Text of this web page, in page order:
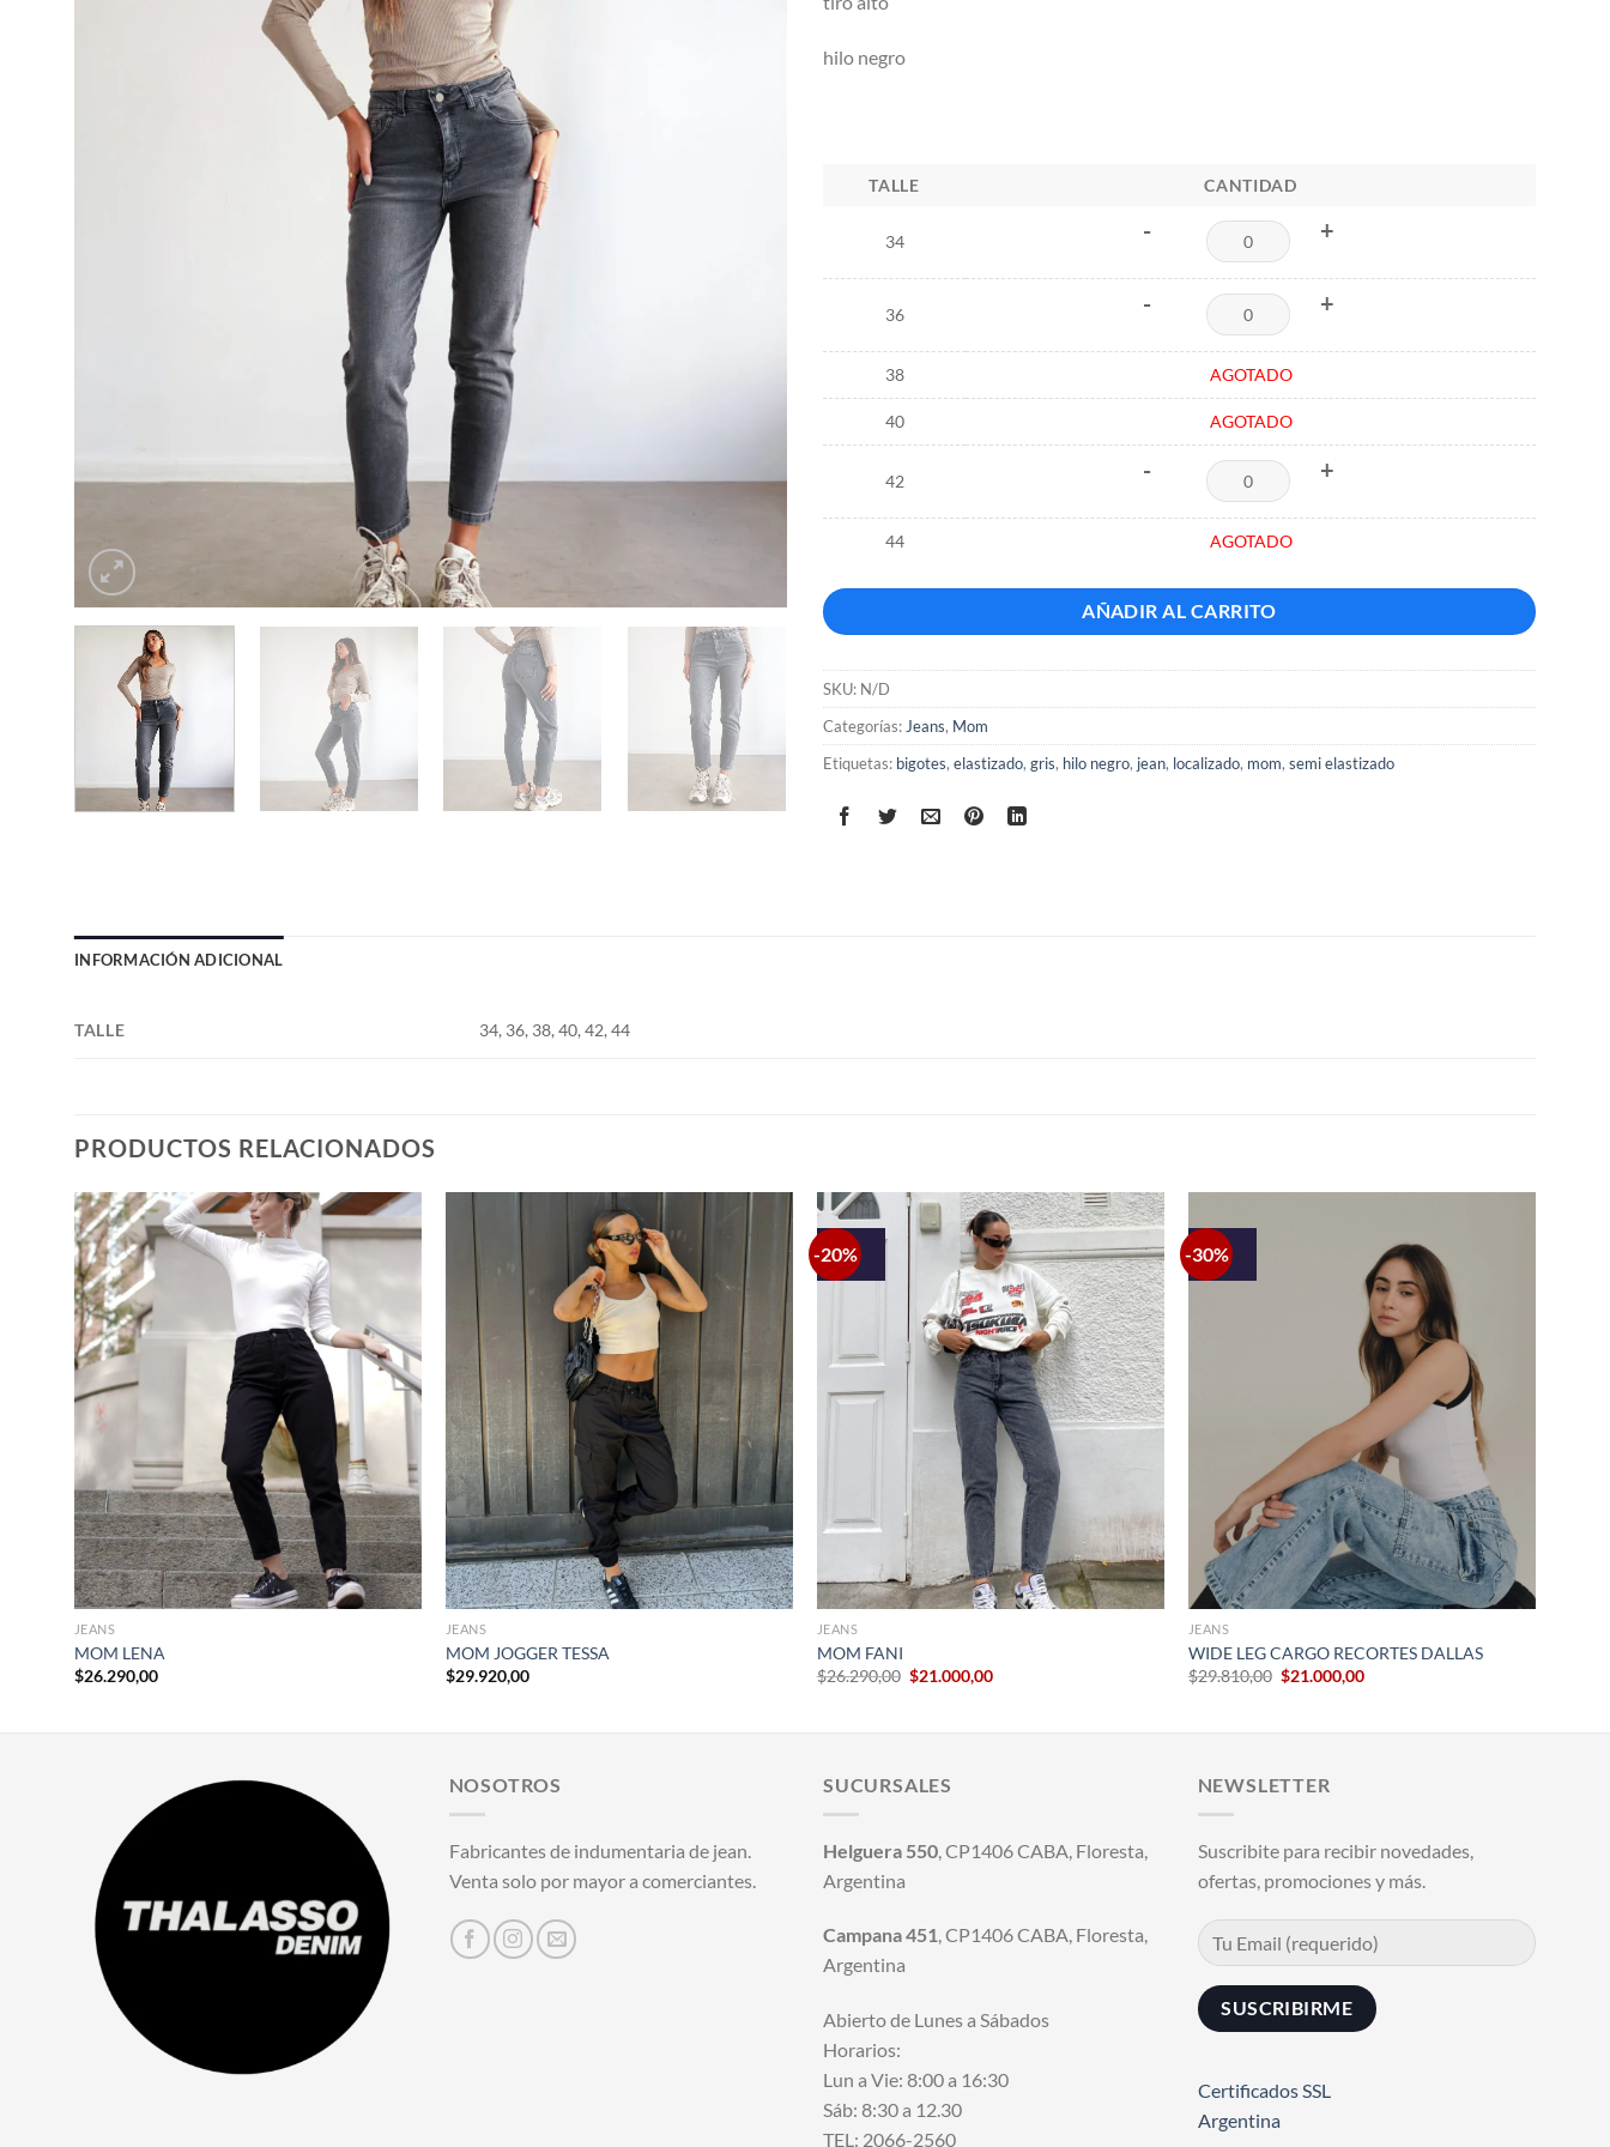
hilo negro
TALLE CANTIDAD
34 - +
36 - +
38 AGOTADO
40 AGOTADO
42 - +
44 AGOTADO
AÑADIR AL CARRITO
SKU: N/D
Categorías: Jeans, Mom
Etiquetas: bigotes, elastizado, gris, hilo negro, jean, localizado, mom, semi elastizado
INFORMACIÓN ADICIONAL
TALLE 34, 36, 38, 40, 42, 44
PRODUCTOS RELACIONADOS
+
JEANS
MOM LENA
$26.290,00
+
JEANS
MOM JOGGER TESSA
$29.920,00
-20%
+
JEANS
MOM FANI
$26.290,00 El
$21.000,00El
-30%
+
JEANS
WIDE LEG CARGO RECORTES DALLAS
$29.810,00 El
$21.000,00El
NOSOTROS
Fabricantes de indumentaria de jean.
Venta solo por mayor a comerciantes.
SUCURSALES
Helguera 550 , CP1406 CABA, Floresta,
Argentina
Campana 451, CP1406 CABA, Floresta,
Argentina
Abierto de Lunes a Sábados
Horarios:
Lun a Vie: 8:00 a 16:30
Sáb: 8:30 a 12.30
TEL: 2066-2560
NEWSLETTER
Suscribite para recibir novedades,
ofertas, promociones y más.
Certificados SSL
Argentina